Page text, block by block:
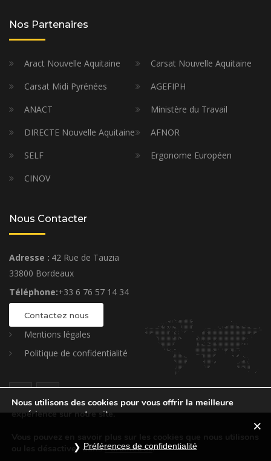
Nos Partenaires
Aract Nouvelle Aquitaine
Carsat Nouvelle Aquitaine
Carsat Midi Pyrénées
AGEFIPH
ANACT
Ministère du Travail
DIRECTE Nouvelle Aquitaine
AFNOR
SELF
Ergonome Européen
CINOV
Nous Contacter
Adresse : 42 Rue de Tauzia
33800 Bordeaux
Téléphone:+33 6 76 57 14 34
Contactez nous
Mentions légales
Politique de confidentialité
Préférences de confidentialité
Nous utilisons des cookies pour vous offrir la meilleure
expérience sur notre site.
ou les désactiver dansParamètres.